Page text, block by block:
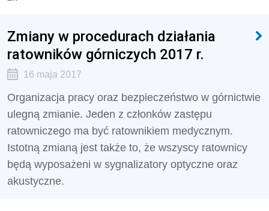
Zmiany w procedurach działania
ratowników górniczych 2017 r.
16 maja 2017
Organizacja pracy oraz bezpieczeństwo w górnictwie
ulegną zmianie. Jeden z członków zastępu
ratowniczego ma być ratownikiem medycznym.
Istotną zmianą jest także to, że wszyscy ratownicy
będą wyposażeni w sygnalizatory optyczne oraz
akustyczne.